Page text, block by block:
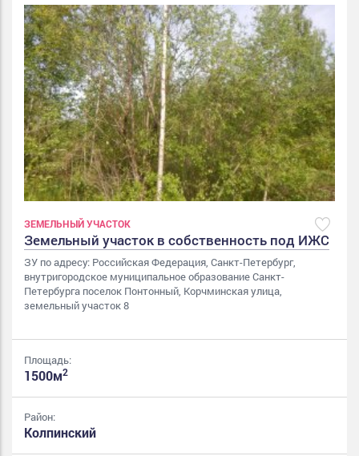
ЗЕМЕЛЬНЫЙ УЧАСТОК
Земельный участок в собственность под ИЖС
ЗУ по адресу: Российская Федерация, Санкт-Петербург,
внутригородское муниципальное образование Санкт-
Петербурга поселок Понтонный, Корчминская улица,
земельный участок 8
Площадь:
1500м2
Район:
Колпинский